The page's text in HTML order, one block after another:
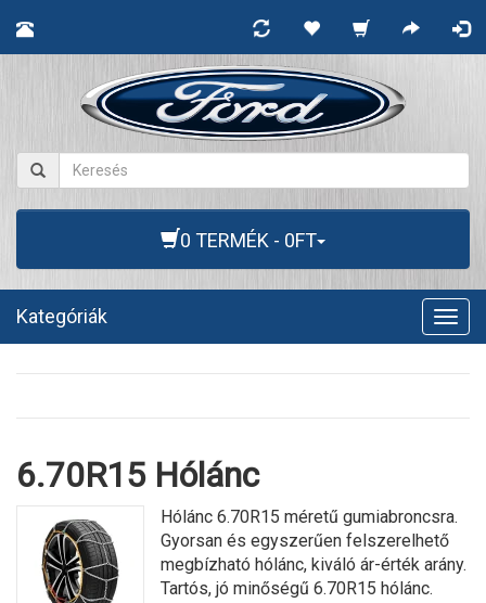
0 TERMÉK - 0FT
Kategóriák
6.70R15 Hólánc
Hólánc 6.70R15 méretű gumiabroncsra.
Gyorsan és egyszerűen felszerelhető
megbízható hólánc, kiváló ár-érték arány.
Tartós, jó minőségű 6.70R15 hólánc.